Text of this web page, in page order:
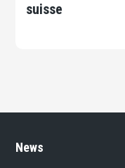
suisse
News